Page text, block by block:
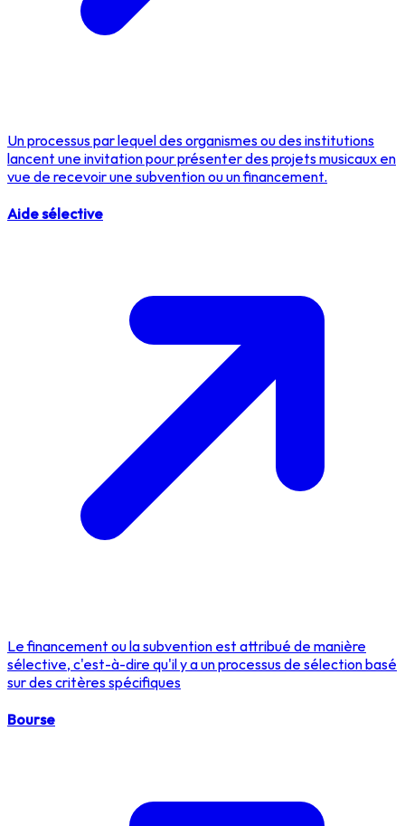
Un processus par lequel des organismes ou des institutions
lancent une invitation pour présenter des projets musicaux en
vue de recevoir une subvention ou un financement.
Aide sélective
Le financement ou la subvention est attribué de manière
sélective, c'est-à-dire qu'il y a un processus de sélection basé
sur des critères spécifiques
Bourse